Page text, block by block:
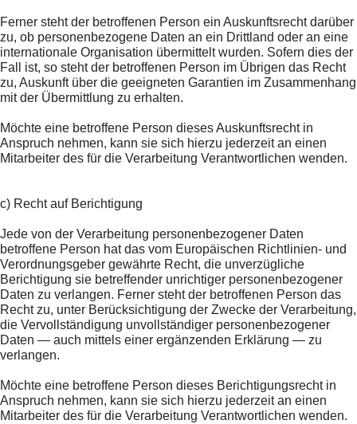
Ferner steht der betroffenen Person ein Auskunftsrecht darüber
zu, ob personenbezogene Daten an ein Drittland oder an eine
internationale Organisation übermittelt wurden. Sofern dies der
Fall ist, so steht der betroffenen Person im Übrigen das Recht
zu, Auskunft über die geeigneten Garantien im Zusammenhang
mit der Übermittlung zu erhalten.
Möchte eine betroffene Person dieses Auskunftsrecht in
Anspruch nehmen, kann sie sich hierzu jederzeit an einen
Mitarbeiter des für die Verarbeitung Verantwortlichen wenden.
c) Recht auf Berichtigung
Jede von der Verarbeitung personenbezogener Daten
betroffene Person hat das vom Europäischen Richtlinien- und
Verordnungsgeber gewährte Recht, die unverzügliche
Berichtigung sie betreffender unrichtiger personenbezogener
Daten zu verlangen. Ferner steht der betroffenen Person das
Recht zu, unter Berücksichtigung der Zwecke der Verarbeitung,
die Vervollständigung unvollständiger personenbezogener
Daten — auch mittels einer ergänzenden Erklärung — zu
verlangen.
Möchte eine betroffene Person dieses Berichtigungsrecht in
Anspruch nehmen, kann sie sich hierzu jederzeit an einen
Mitarbeiter des für die Verarbeitung Verantwortlichen wenden.